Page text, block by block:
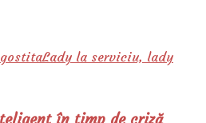
Lady la serviciu, lady
în timp de criză